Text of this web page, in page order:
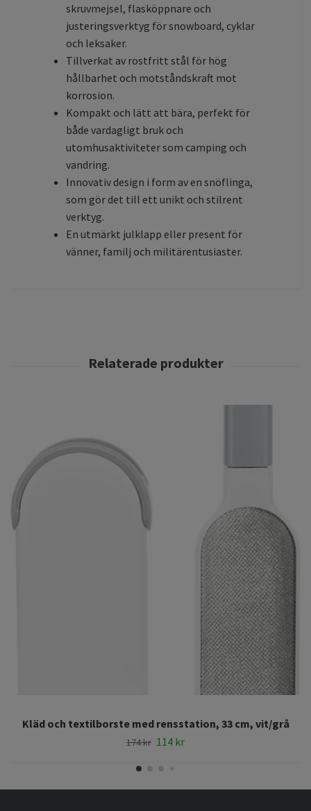
skruvmejsel, flasköppnare och
justeringsverktyg för snowboard, cyklar
och leksaker.
Tillverkat av rostfritt stål för hög
hållbarhet och motståndskraft mot
korrosion.
Kompakt och lätt att bära, perfekt för
både vardagligt bruk och
utomhusaktiviteter som camping och
vandring.
Innovativ design i form av en snöflinga,
som gör det till ett unikt och stilrent
verktyg.
En utmärkt julklapp eller present för
vänner, familj och militärentusiaster.
Kläd och textilborste med rensstation, 33 cm, vit/grå
174 kr 114 kr